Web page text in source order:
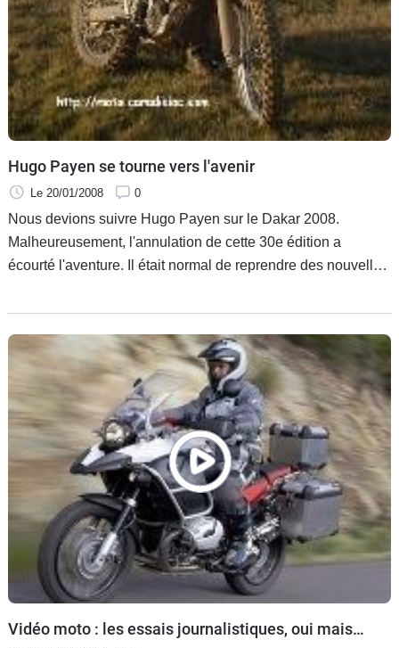
Hugo Payen se tourne vers l'avenir
Le 20/01/2008 0
Nous devions suivre Hugo Payen sur le Dakar 2008.
Malheureusement, l'annulation de cette 30e édition a
écourté l'aventure. Il était normal de reprendre des nouvelles
afin de répondre à quelques questions.
Vidéo moto : les essais journalistiques, oui mais…